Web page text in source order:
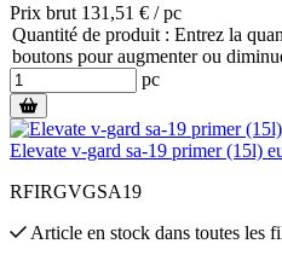
Prix brut 131,51 € / pc
Quantité de produit : Entrez la
boutons pour augmenter ou
pc
Elevate v-gard sa-19 primer (15l)
RFIRGVGSA19
Article en stock dans toutes les